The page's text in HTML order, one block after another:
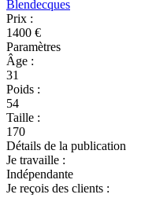
Blendecques
Prix :
1400 €
Paramètres
Âge :
31
Poids :
54
Taille :
170
Détails de la publication
Je travaille :
Indépendante
Je reçois des clients :